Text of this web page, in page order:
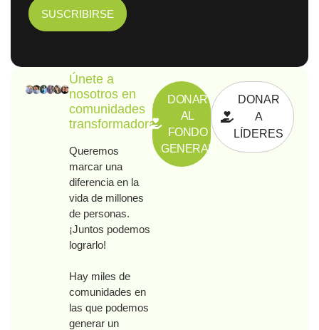
Únete a
nosotros en
comunidades
transformadoras
Queremos
marcar una
diferencia en la
vida de millones
de personas.
¡Juntos podemos
lograrlo!
Hay miles de
comunidades en
las que podemos
generar un
DONAR
AL
FONDO
GENERAL
DONAR
A
LÍDERES